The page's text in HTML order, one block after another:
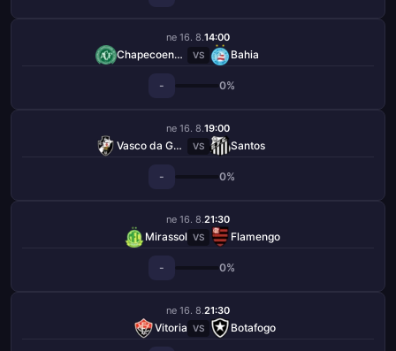
ne 16. 8.14:00
Chapecoense-sc VS Bahia
- 0%
ne 16. 8.19:00
Vasco da Gama VS Santos
- 0%
ne 16. 8.21:30
Mirassol VS Flamengo
- 0%
ne 16. 8.21:30
Vitoria VS Botafogo